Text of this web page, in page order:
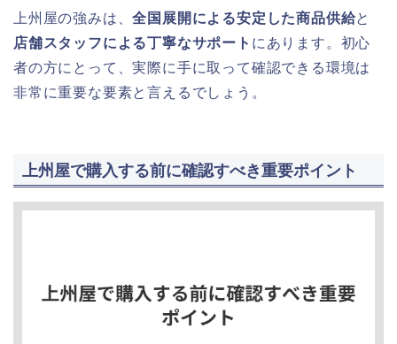
上州屋の強みは、全国展開による安定した商品供給と
店舗スタッフによる丁寧なサポート にあります。初心
者の方にとって、実際に手に取って確認できる環境は
非常に重要な要素と言えるでしょう。
上州屋で購入する前に確認すべき重要ポイント